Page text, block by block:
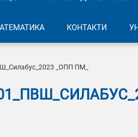
КОНТАКТИ
_ОПП ПМ_